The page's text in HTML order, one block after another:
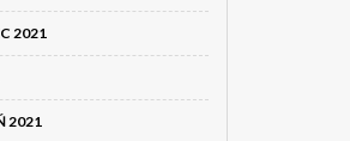
2021
2021